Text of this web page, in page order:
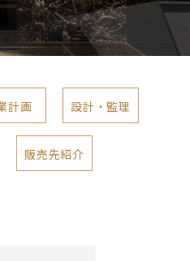
計画 設計・監理
販売先紹介